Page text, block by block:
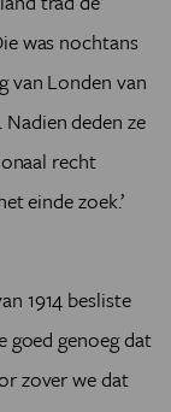
was nochtans
van Londen van
deden ze
recht
einde zoek.’
1914 besliste
goed genoeg dat
zover we dat